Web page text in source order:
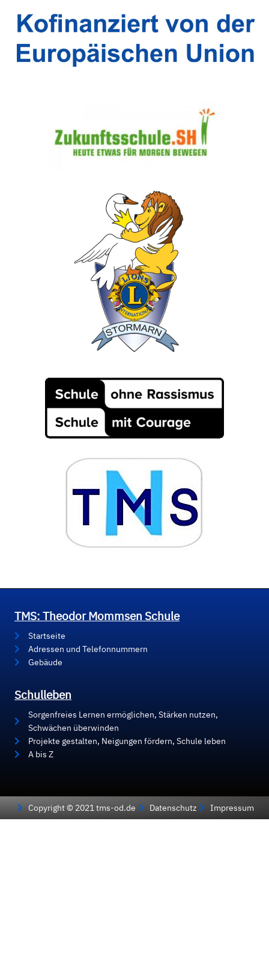
TMS: Theodor Mommsen Schule
Startseite
Adressen und Telefonnummern
Gebäude
Schulleben
Sorgenfreies Lernen ermöglichen, Stärken nutzen,
Schwächen überwinden
Projekte gestalten, Neigungen fördern, Schule leben
A bis Z
Copyright © 2021 tms-od.de Datenschutz Impressum